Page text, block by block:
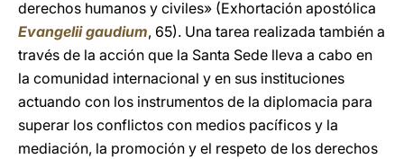
derechos humanos y civiles» (Exhortación apostólica
Evangelii gaudium, 65). Una tarea realizada también a
través de la acción que la Santa Sede lleva a cabo en
la comunidad internacional y en sus instituciones
actuando con los instrumentos de la diplomacia para
superar los conflictos con medios pacíficos y la
mediación, la promoción y el respeto de los derechos